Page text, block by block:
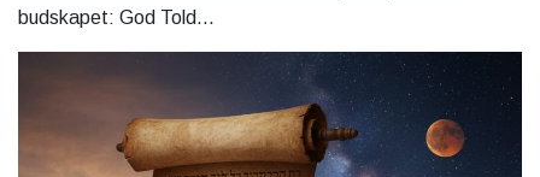
budskapet: God Told...